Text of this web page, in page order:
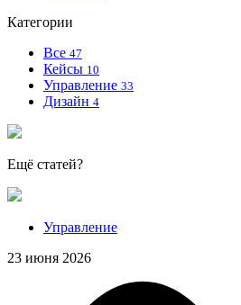
Категории
Все 47
Кейсы 10
Управление 33
Дизайн 4
Ещё статей?
Управление
23 июня 2026